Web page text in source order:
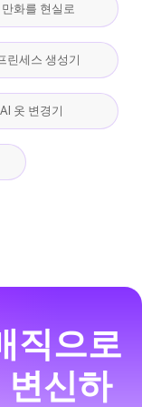
화를 현실로
린세스 생성기
AI 옷 변경기
직으로
변신하